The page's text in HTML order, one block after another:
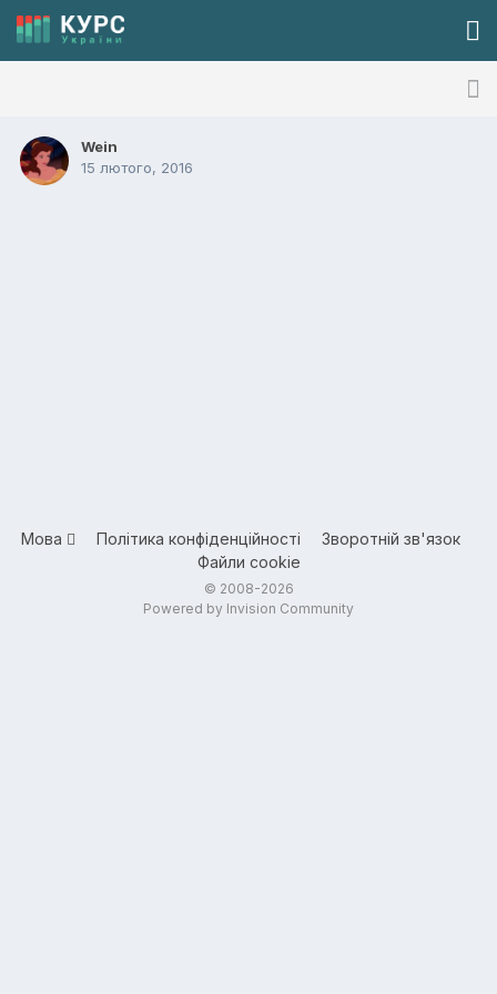
Wein
15 лютого, 2016
Мова Політика конфіденційності
Зворотній зв'язок
Файли cookie
© 2008-2026
Powered by Invision Community